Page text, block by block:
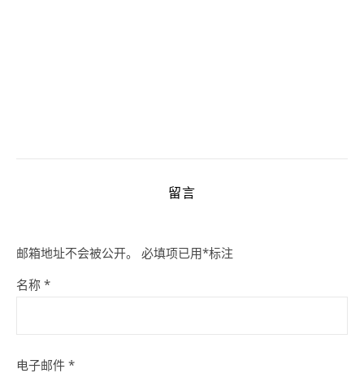
留言
邮箱地址不会被公开。 必填项已用*标注
名称 *
电子邮件 *